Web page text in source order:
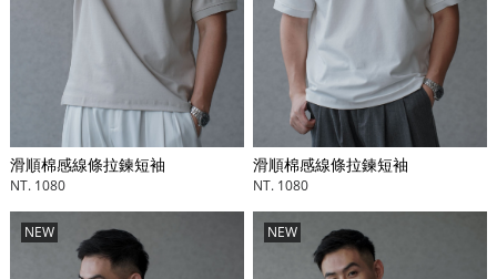
滑順棉感線條拉鍊短袖
NT. 1080
滑順棉感線條拉鍊短袖
NT. 1080
NEW NEW